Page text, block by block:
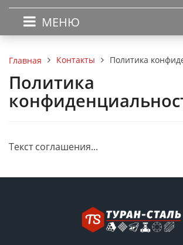
МЕНЮ
Главная Контакты Политика
Политика
Текст соглашения...